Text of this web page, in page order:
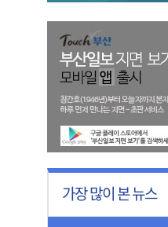
가장 많이 본 뉴스